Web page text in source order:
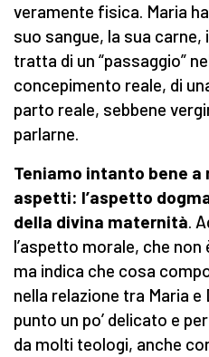
veramente fisica. Maria
suo sangue, la sua carne,
tratta di un “passaggio”
concepimento reale, di
parto reale, sebbene
parlarne.
Teniamo intanto bene
aspetti: l’aspetto
della divina maternità.
l’aspetto morale, che
ma indica che cosa
nella relazione tra Maria e
punto un po’ delicato e
da molti teologi, anche